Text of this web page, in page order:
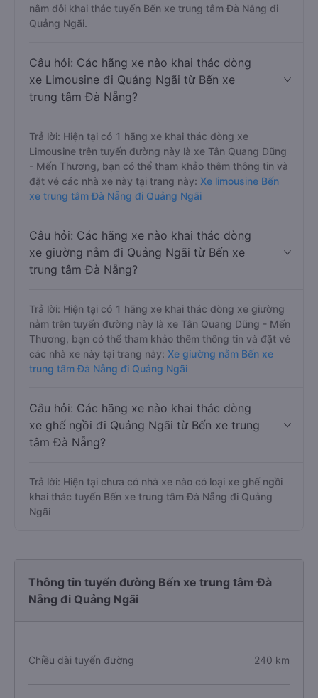
nằm đôi khai thác tuyến Bến xe trung tâm Đà Nẵng đi
Quảng Ngãi.
Câu hỏi: Các hãng xe nào khai thác dòng
xe Limousine đi Quảng Ngãi từ Bến xe
trung tâm Đà Nẵng?
Trả lời: Hiện tại có 1 hãng xe khai thác dòng xe
Limousine trên tuyến đường này là xe Tân Quang Dũng
- Mến Thương, bạn có thể tham khảo thêm thông tin và
đặt vé các nhà xe này tại trang này: Xe limousine Bến
xe trung tâm Đà Nẵng đi Quảng Ngãi
Câu hỏi: Các hãng xe nào khai thác dòng
xe giường nằm đi Quảng Ngãi từ Bến xe
trung tâm Đà Nẵng?
Trả lời: Hiện tại có 1 hãng xe khai thác dòng xe giường
nằm trên tuyến đường này là xe Tân Quang Dũng - Mến
Thương, bạn có thể tham khảo thêm thông tin và đặt vé
các nhà xe này tại trang này: Xe giường nằm Bến xe
trung tâm Đà Nẵng đi Quảng Ngãi
Câu hỏi: Các hãng xe nào khai thác dòng
xe ghế ngồi đi Quảng Ngãi từ Bến xe trung
tâm Đà Nẵng?
Trả lời: Hiện tại chưa có nhà xe nào có loại xe ghế ngồi
khai thác tuyến Bến xe trung tâm Đà Nẵng đi Quảng
Ngãi
Thông tin tuyến đường Bến xe trung tâm Đà
Nẵng đi Quảng Ngãi
Chiều dài tuyến đường 240 km